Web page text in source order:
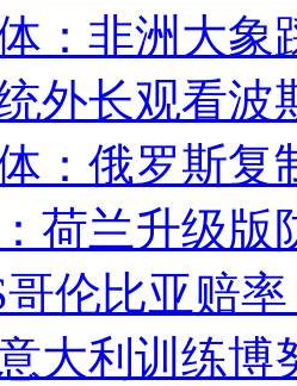
：非洲大象
外长观看波
：俄罗斯复
荷兰升级版
哥伦比亚赔
大利训练博